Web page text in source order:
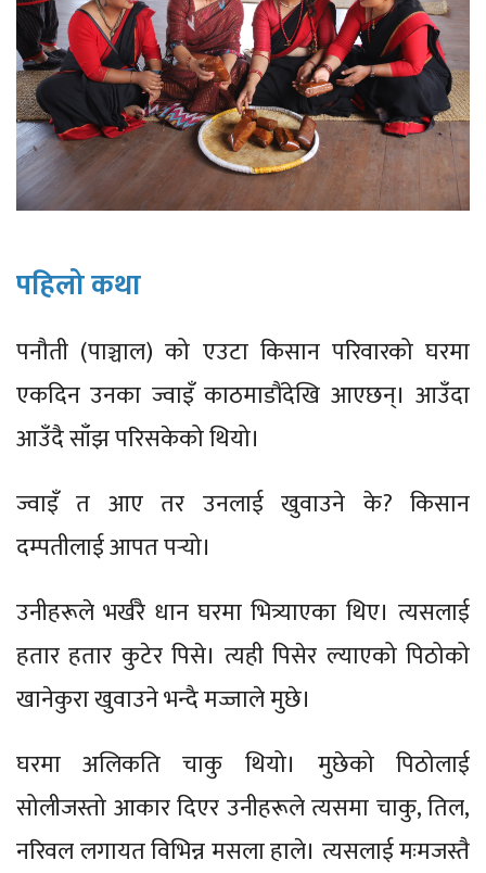
पहिलो कथा
पनौती (पाञ्चाल) को एउटा किसान परिवारको घरमा
एकदिन उनका ज्वाइँ काठमाडौंदेखि आएछन्। आउँदा
आउँदै साँझ परिसकेको थियो।
ज्वाइँ त आए तर उनलाई खुवाउने के? किसान
दम्पतीलाई आपत पर्‍यो।
उनीहरूले भर्खरै धान घरमा भित्र्याएका थिए। त्यसलाई
हतार हतार कुटेर पिसे। त्यही पिसेर ल्याएको पिठोको
खानेकुरा खुवाउने भन्दै मज्जाले मुछे।
घरमा अलिकति चाकु थियो। मुछेको पिठोलाई
सोलीजस्तो आकार दिएर उनीहरूले त्यसमा चाकु, तिल,
नरिवल लगायत विभिन्न मसला हाले। त्यसलाई मःमजस्तै